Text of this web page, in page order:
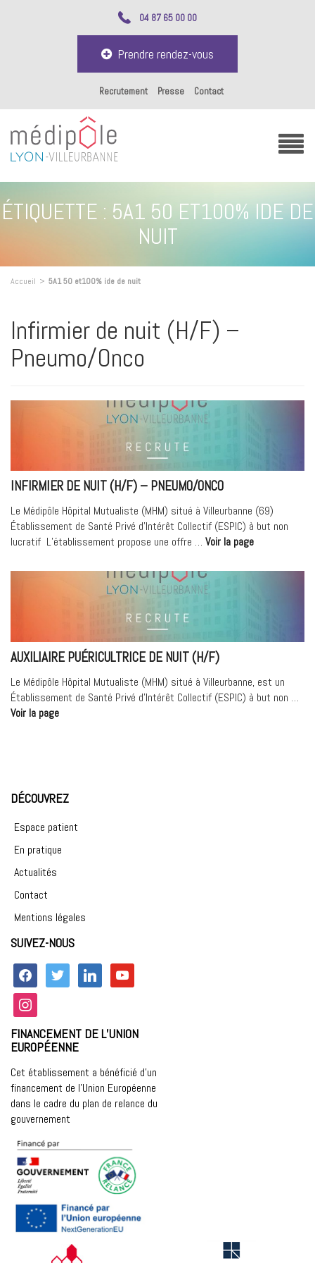
04 87 65 00 00
Prendre rendez-vous
Recrutement Presse Contact
ÉTIQUETTE : 5A1 50 ET100% IDE DE
NUIT
Accueil > 5A1 50 et100% ide de nuit
Infirmier de nuit (H/F) –
Pneumo/Onco
INFIRMIER DE NUIT (H/F) – PNEUMO/ONCO
Le Médipôle Hôpital Mutualiste (MHM) situé à Villeurbanne (69)
Établissement de Santé Privé d’Intérêt Collectif (ESPIC) à but non
lucratif L’établissement propose une offre … Voir la page« Infirmier
nuit
AUXILIAIRE PUÉRICULTRICE DE NUIT (H/F)
Le Médipôle Hôpital Mutualiste (MHM) situé à Villeurbanne, est un
Établissement de Santé Privé d’Intérêt Collectif (ESPIC) à but non …
Voir la page« Auxiliaire
DÉCOUVREZ
Espace patient
En pratique
Actualités
Contact
Mentions légales
SUIVEZ-NOUS
facebooktwitter linkedin youtube
instagram
FINANCEMENT DE L’UNION
EUROPÉENNE
Cet établissement a bénéficié d’un
financement de l’Union Européenne
dans le cadre du plan de relance du
gouvernement